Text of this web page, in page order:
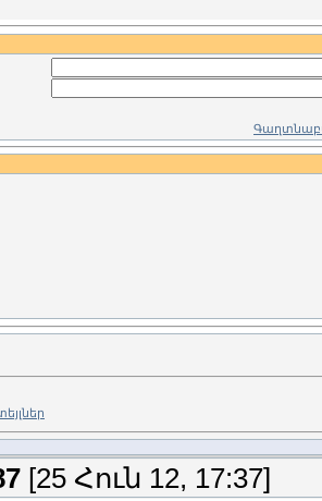
[25 Հուն 12, 17:37]